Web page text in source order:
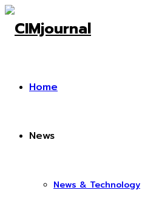
Home
News
News & Technology